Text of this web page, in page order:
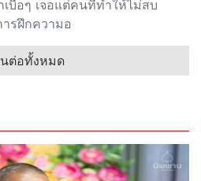
เบื่อๆ เจอแต่คนที่ทำให้ไม่สบ
รฝึกความอ
ต่อทั้งหมด